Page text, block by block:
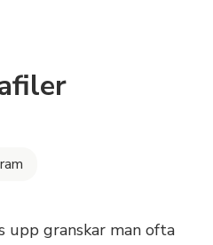
upp granskar man ofta